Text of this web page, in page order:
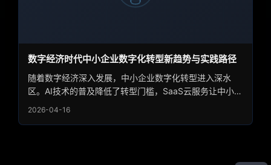
数字经济时代中小企业数字化转型新趋势与实践路径
随着数字经济深入发展，中小企业数字化转型进入深水
区。AI技术的普及降低了转型门槛，SaaS云服务让中小企
2026-04-16